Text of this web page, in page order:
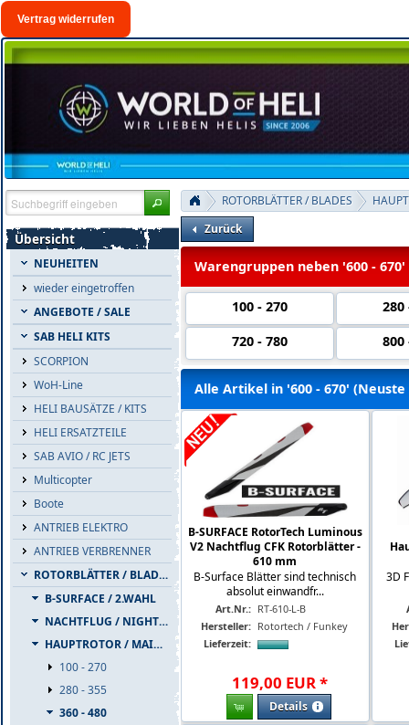
Vertrag widerrufen
Übersicht
NEUHEITEN
wieder eingetroffen
ANGEBOTE / SALE
SAB HELI KITS
SCORPION
WoH-Line
HELI BAUSÄTZE / KITS
HELI ERSATZTEILE
SAB AVIO / RC JETS
Multicopter
Boote
ANTRIEB ELEKTRO
ANTRIEB VERBRENNER
ROTORBLÄTTER / BLADES
B-SURFACE / 2.WAHL
NACHTFLUG / NIGHTFLIGHT
HAUPTROTOR / MAINBLADES
100 - 270
280 - 355
360 - 480
ROTORBLÄTTER / BLADES
Zurück
Warengruppen neben '600 - 670'
100 - 270
280
720 - 780
800
Alle Artikel in '600 - 670'
B-SURFACE RotorTech Luminous
V2 Nachtflug CFK Rotorblätter -
610 mm
B-Surface Blätter sind technisch
absolut einwandfr...
Art.Nr.: RT-610-L-B
Hersteller: Rotortech / Funkey
Lieferzeit:
119,00 EUR*
Details
3D